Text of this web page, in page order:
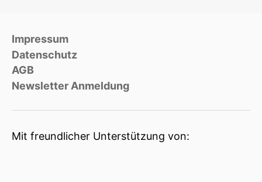
Impressum
Datenschutz
AGB
Newsletter Anmeldung
Mit freundlicher Unterstützung von: